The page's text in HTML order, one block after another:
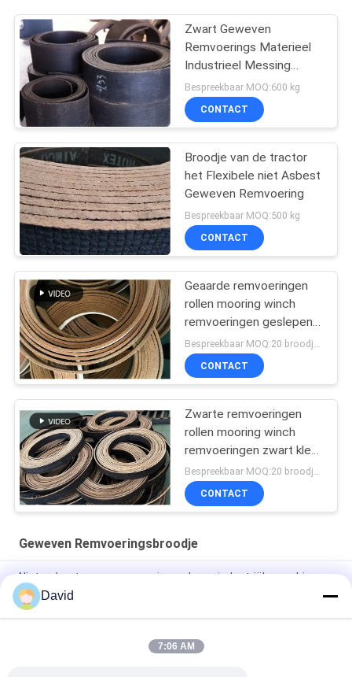
Zwart Geweven
Remvoerings Materieel
Industrieel Messing
Draad Versterkt Crane
Usage
Bespreekbaar MOQ:600 kg
CONTACT
Broodje van de tractor
het Flexibele niet Asbest
Geweven Remvoering
Bespreekbaar MOQ:500 kg
CONTACT
Geaarde remvoeringen
rollen mooring winch
remvoeringen geslepen
geweven remvoeringen
CONTACT
Zwarte remvoeringen
rollen mooring winch
remvoeringen zwart kleur
geweven remvoeringenBespreekbaar MOQ:20 broodjes
CONTACT
Geweven Remvoeringsbroodje
Niet-asbestwoven remvoeringsrol voor industriële machines
Asbestvrij gebonden remvoeringsrol voor suikerfabrieken,
trekkers, kraanheftrucks
Flexibele lier windas geweven remvoering rol voor kaapstander
David
7:06 AM